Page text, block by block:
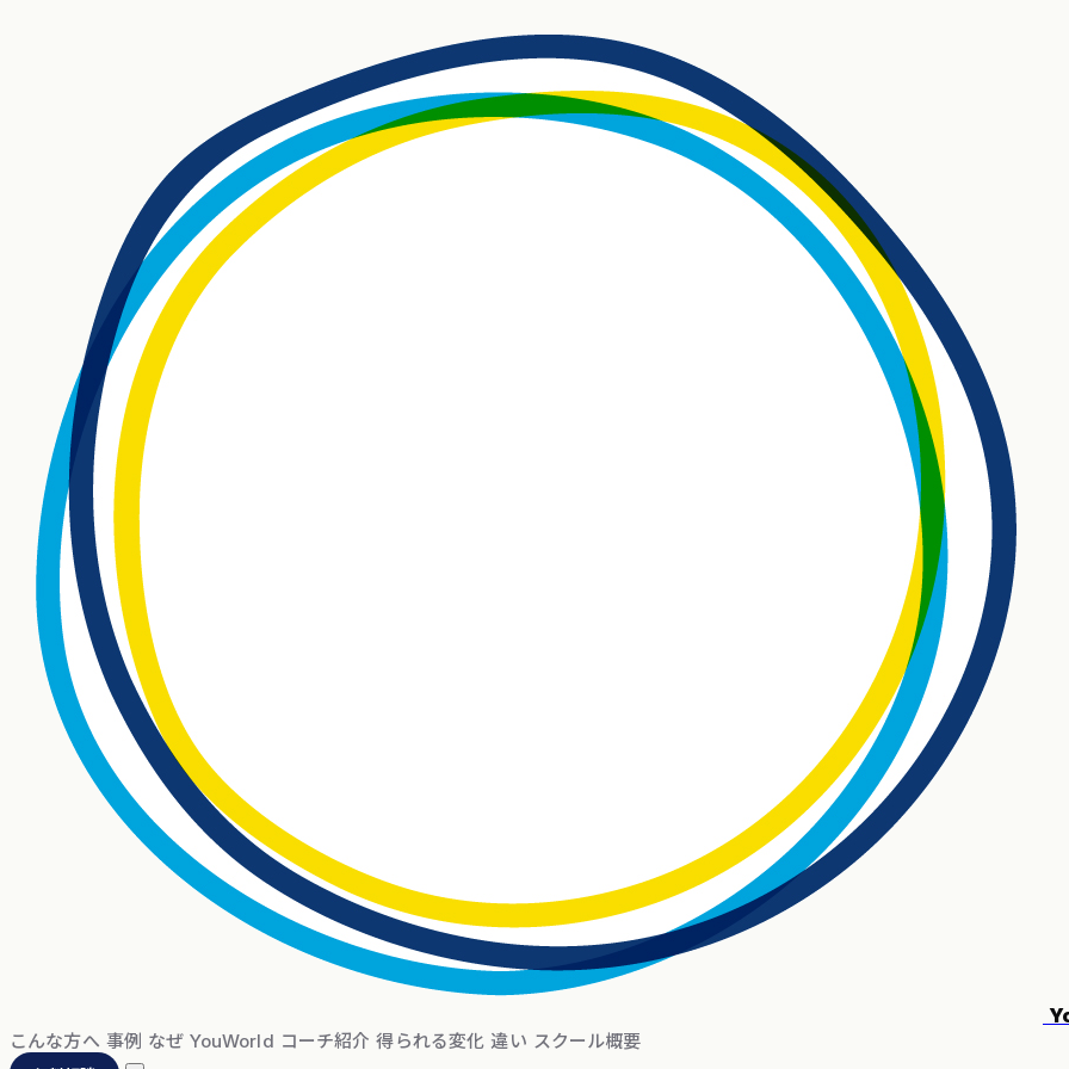
こんな方へ 事例 なぜ YouWorld コーチ紹介 得られる変化 違い スクール概要